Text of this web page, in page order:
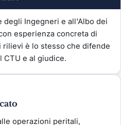
Ingegneri e all'Albo dei
esperienza concreta di
è lo stesso che difende
CTU e al giudice.
operazioni peritali,